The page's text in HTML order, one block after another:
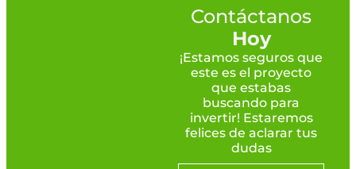
Contáctanos
Hoy
¡Estamos seguros que
este es el proyecto
que estabas
buscando para
invertir! Estaremos
felices de aclarar tus
dudas